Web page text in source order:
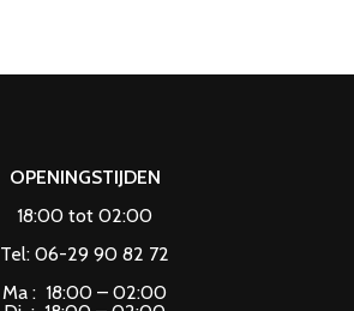
OPENINGSTIJDEN
18:00 tot 02:00
Tel: 06-29 90 82 72
Ma : 18:00 – 02:00